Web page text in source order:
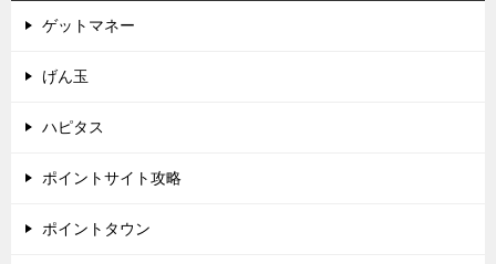
ゲットマネー
げん玉
ハピタス
ポイントサイト攻略
ポイントタウン